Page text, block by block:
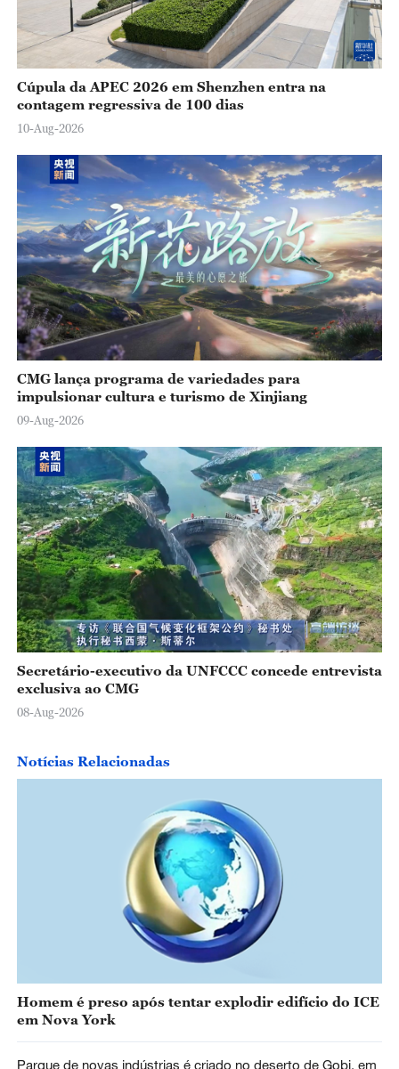
Cúpula da APEC 2026 em Shenzhen entra na
contagem regressiva de 100 dias
10-Aug-2026
CMG lança programa de variedades para
impulsionar cultura e turismo de Xinjiang
09-Aug-2026
Secretário-executivo da UNFCCC concede entrevista
exclusiva ao CMG
08-Aug-2026
Notícias Relacionadas
Homem é preso após tentar explodir edifício do ICE
em Nova York
Parque de novas indústrias é criado no deserto de Gobi, em